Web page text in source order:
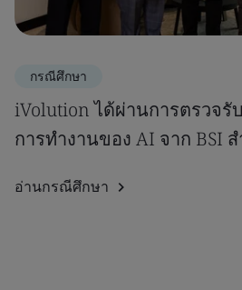
กรณีศึกษา
iVolution ได้ผ่านการตรวจรั
การทำงานของ AI จาก BSI
อ่านกรณีศึกษา